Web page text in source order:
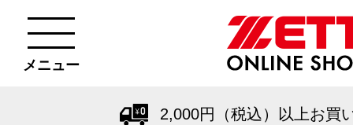
メニュー
2,000円（税込）以上お買